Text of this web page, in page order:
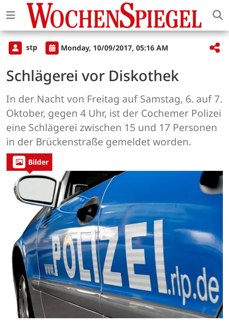
stp Monday, 10/09/2017, 05:16 AM
Schlägerei vor Diskothek
In der Nacht von Freitag auf Samstag, 6. auf 7.
Oktober, gegen 4 Uhr, ist der Cochemer Polizei
eine Schlägerei zwischen 15 und 17 Personen
in der Brückenstraße gemeldet worden.
Bilder